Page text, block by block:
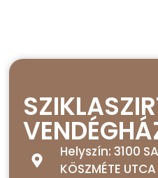
Helyszín: 3100
KÖSZMÉTE UTCA